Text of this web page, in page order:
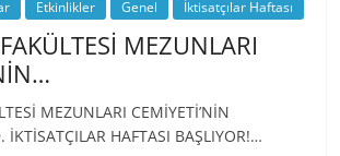
Etkinlikler Genel İktisatçılar Haftası
MEZUNLARI
MEZUNLARI CEMİYETİ’NİN
İKTİSATÇILAR HAFTASI BAŞLIYOR!…